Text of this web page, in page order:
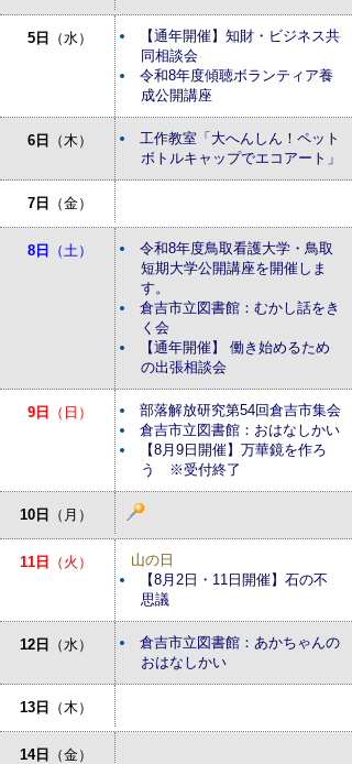
5日 （水）
【通年開催】知財・ビジネス共
同相談会
令和8年度傾聴ボランティア養
成公開講座
6日 （木）
工作教室「大へんしん！ペット
ボトルキャップでエコアート」
7日 （金）
8日 （土）
令和8年度鳥取看護大学・鳥取
短期大学公開講座を開催しま
す。
倉吉市立図書館：むかし話をき
く会
【通年開催】 働き始めるため
の出張相談会
9日 （日）
部落解放研究第54回倉吉市集会
倉吉市立図書館：おはなしかい
【8月9日開催】万華鏡を作ろ
う ※受付終了
10日 （月）
11日 （火）
山の日
【8月2日・11日開催】石の不
思議
12日 （水）
倉吉市立図書館：あかちゃんの
おはなしかい
13日 （木）
14日 （金）